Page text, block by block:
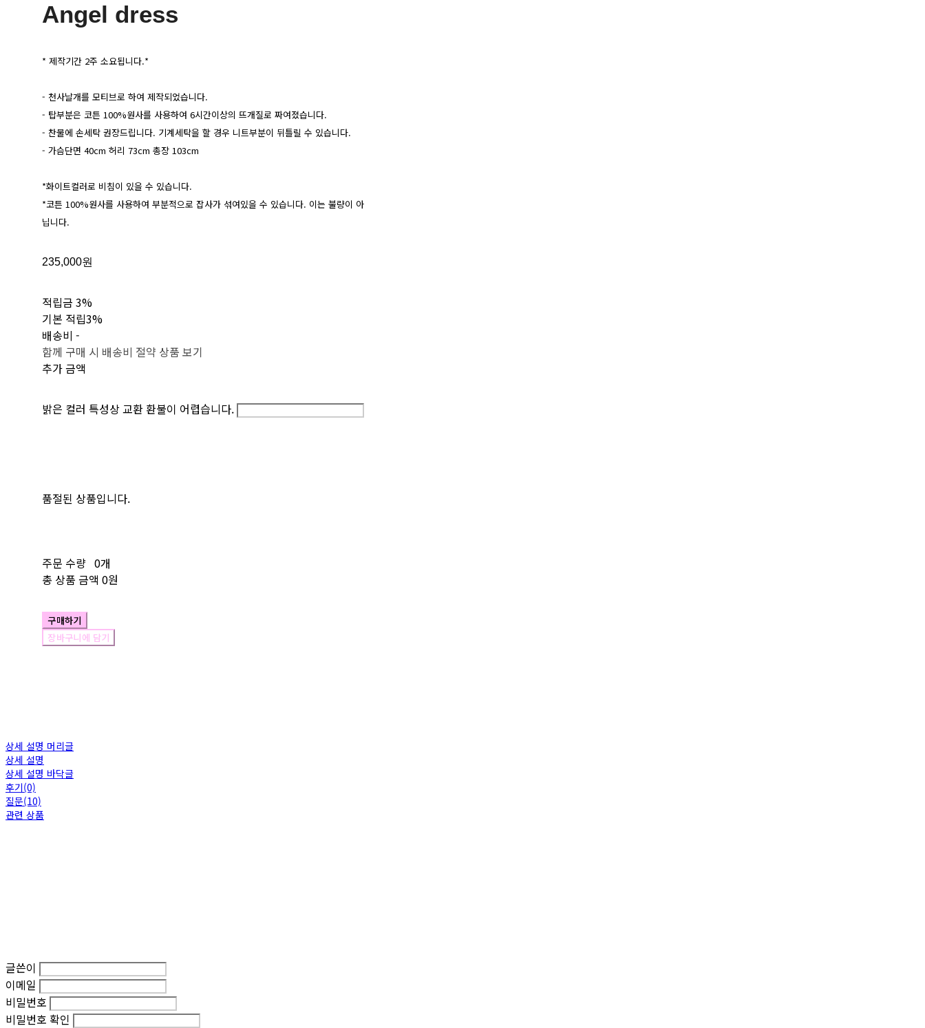
Angel dress
* 제작기간 2주 소요됩니다.*
- 천사날개를 모티브로 하여 제작되었습니다.
- 탑부분은 코튼 100%원사를 사용하여 6시간이상의 뜨개질로 짜여졌습니다.
- 찬물에 손세탁 권장드립니다. 기계세탁을 할 경우 니트부분이 뒤틀릴 수 있습니다.
- 가슴단면 40cm 허리 73cm 총장 103cm
*화이트컬러로 비침이 있을 수 있습니다.
*코튼 100%원사를 사용하여 부분적으로 잡사가 섞여있을 수 있습니다. 이는 불량이 아
닙니다.
235,000원
적립금 3%
기본 적립3%
배송비-
함께 구매 시 배송비 절약 상품 보기
추가 금액
밝은 컬러 특성상 교환 환불이 어렵습니다.
품절된 상품입니다.
주문 수량 0개
총 상품 금액 0원
구매하기
장바구니에 담기
상세 설명 머리글
상세 설명
상세 설명 바닥글
후기(0)
질문(10)
관련 상품
글쓴이
이메일
비밀번호
비밀번호 확인